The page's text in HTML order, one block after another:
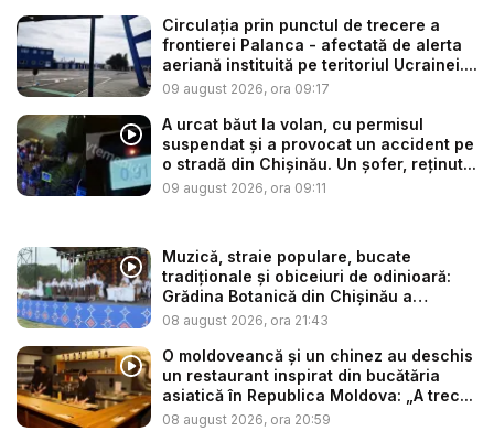
Circulația prin punctul de trecere a
frontierei Palanca - afectată de alerta
aeriană instituită pe teritoriul Ucrainei....
09 august 2026, ora 09:17
A urcat băut la volan, cu permisul
suspendat și a provocat un accident pe
o stradă din Chișinău. Un șofer, reținut...
09 august 2026, ora 09:11
Muzică, straie populare, bucate
tradiționale și obiceiuri de odinioară:
Grădina Botanică din Chișinău a
găzdui...
08 august 2026, ora 21:43
O moldoveancă și un chinez au deschis
un restaurant inspirat din bucătăria
asiatică în Republica Moldova: „A trec...
08 august 2026, ora 20:59